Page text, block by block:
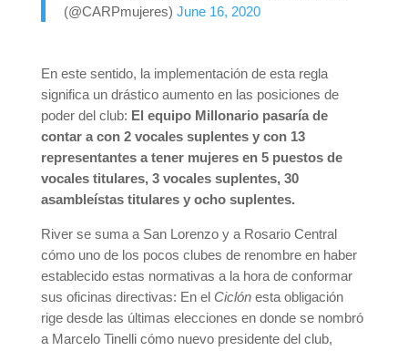
(@CARPmujeres) June 16, 2020
En este sentido, la implementación de esta regla
significa un drástico aumento en las posiciones de
poder del club: El equipo Millonario pasaría de
contar a con 2 vocales suplentes y con 13
representantes a tener mujeres en 5 puestos de
vocales titulares, 3 vocales suplentes, 30
asambleístas titulares y ocho suplentes.
River se suma a San Lorenzo y a Rosario Central
cómo uno de los pocos clubes de renombre en haber
establecido estas normativas a la hora de conformar
sus oficinas directivas: En el Ciclónesta obligación
rige desde las últimas elecciones en donde se nombró
a Marcelo Tinelli cómo nuevo presidente del club,